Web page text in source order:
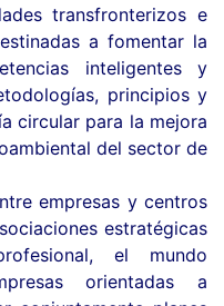
transfronterizos e
a fomentar la
inteligentes y
principios y
circular para la mejora
del sector de
empresas y centros
estratégicas
el mundo
orientadas a